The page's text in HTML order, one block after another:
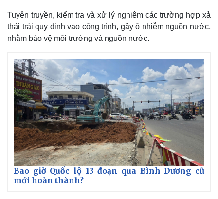
Tuyên truyền, kiểm tra và xử lý nghiêm các trường hợp xả
thải trái quy định vào công trình, gây ô nhiễm nguồn nước,
nhằm bảo vệ môi trường và nguồn nước.
Bao giờ Quốc lộ 13 đoạn qua Bình Dương cũ
mới hoàn thành?